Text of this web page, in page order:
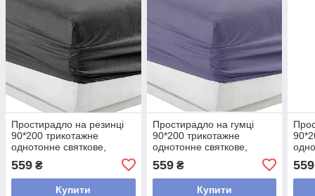
Простирадло на резинці
90*200 трикотажне
однотонне святкове,
простирадло бавовна
Темно сірий
559 ₴
Купити
Простирадло на гумці
90*200 трикотажне
однотонне святкове,
простирадло бавовна
Фіолетова
559₴
Купити
559